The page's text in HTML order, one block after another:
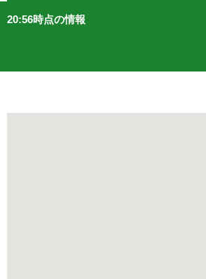
20:56時点の情報